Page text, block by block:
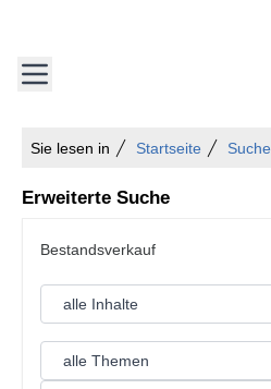
Sie lesen in Startseite Suche
Erweiterte Suche